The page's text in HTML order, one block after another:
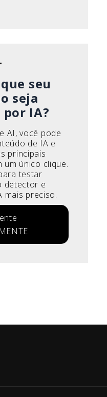
seu
seja
IA?
AI, você pode
de IA e
principais
um único clique.
testar
detector e
mais preciso.